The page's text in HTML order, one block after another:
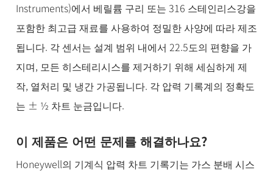
Instruments)에서 베릴륨 구리 또는 316 스테인리스강을
포함한 최고급 재료를 사용하여 정밀한 사양에 따라 제조
됩니다. 각 센서는 설계 범위 내에서 22.5도의 편향을 가
지며, 모든 히스테리시스를 제거하기 위해 세심하게 제
작, 열처리 및 냉간 가공됩니다. 각 압력 기록계의 정확도
는 ± ½ 차트 눈금입니다.
이 제품은 어떤 문제를 해결하나요?
Honeywell의 기계식 압력 차트 기록기는 가스 분배 시스